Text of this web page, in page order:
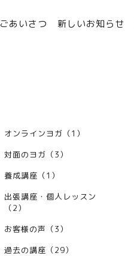
ごあいさつ 新しいお知らせ
オンラインヨガ（1）
対面のヨガ（3）
養成講座（1）
出張講座・個人レッスン
（2）
お客様の声（3）
過去の講座（29）